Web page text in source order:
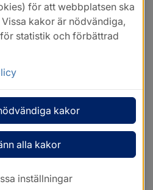
för att webbplatsen ska
kakor är nödvändiga,
statistik och förbättrad
kakor
alla kakor
inställningar